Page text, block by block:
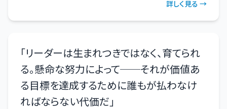
詳しく見る →
「リーダーは生まれつきではなく、育てられ
る。懸命な努力によって──それが価値あ
る目標を達成するために誰もが払わなけ
ればならない代価だ 」